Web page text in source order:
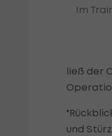
Im
ließ der
und